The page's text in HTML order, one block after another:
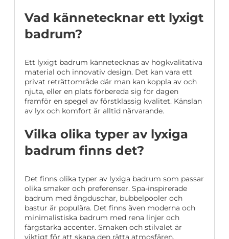
Vad kännetecknar ett lyxigt
badrum?
Ett lyxigt badrum kännetecknas av högkvalitativa
material och innovativ design. Det kan vara ett
privat reträttområde där man kan koppla av och
njuta, eller en plats förbereda sig för dagen
framför en spegel av förstklassig kvalitet. Känslan
av lyx och komfort är alltid närvarande.
Vilka olika typer av lyxiga
badrum finns det?
Det finns olika typer av lyxiga badrum som passar
olika smaker och preferenser. Spa-inspirerade
badrum med ångduschar, bubbelpooler och
bastur är populära. Det finns även moderna och
minimalistiska badrum med rena linjer och
färgstarka accenter. Smaken och stilvalet är
viktigt för att skapa den rätta atmosfären.